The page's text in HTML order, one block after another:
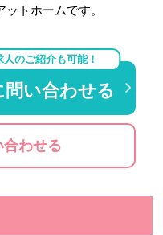
トホームです。
のご紹介も可能！
問い合わせる
合わせる